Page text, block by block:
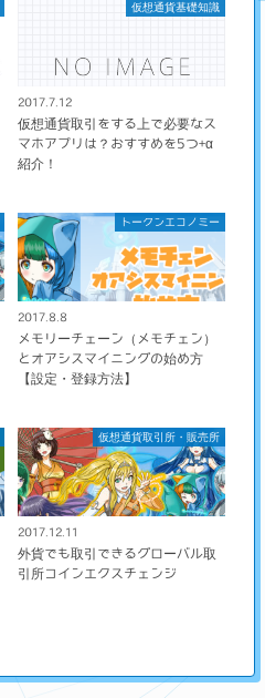
仮想通貨基礎知識
2017.7.12
仮想通貨取引をする上で必要なス
マホアプリは？おすすめを5つ+α
紹介！
トークンエコノミー
2017.8.8
メモリーチェーン（メモチェン）
とオアシスマイニングの始め方
【設定・登録方法】
仮想通貨取引所・販売所
2017.12.11
外貨でも取引できるグローバル取
引所コインエクスチェンジ